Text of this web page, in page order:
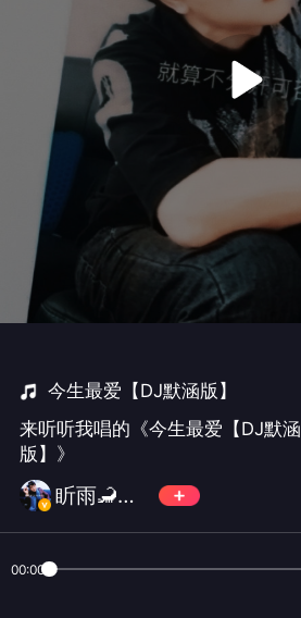
今生最爱【DJ默涵版】
来听听我唱的《今生最爱【DJ默涵
版】》
盺雨🦂点蝶
00:00